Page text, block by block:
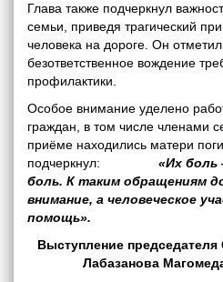
Глава также подчеркнул
семьи, приведя трагический
человека на дороге. Он
безответственное вождение
профилактики.
Особое внимание уделено
граждан, в том числе членами
приёме находились матери
подчеркнул:
«Их боль
боль. К таким обращениям
внимание, а человеческое
помощь».
Выступление
Лабазанова